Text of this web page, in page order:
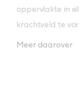
oppervlakte in
krachtveld te
Meer daarover